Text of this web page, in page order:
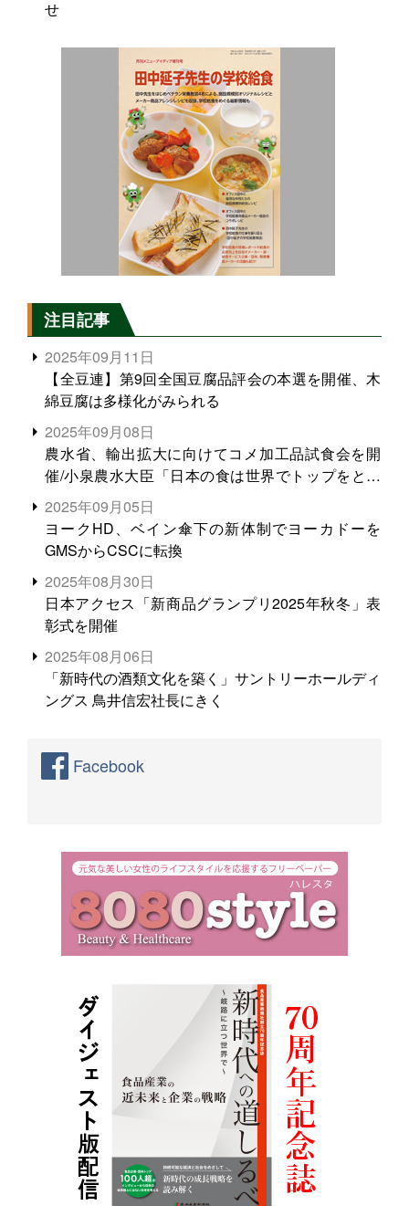
せ
注目記事
2025年09月11日
【全豆連】第9回全国豆腐品評会の本選を開催、木
綿豆腐は多様化がみられる
2025年09月08日
農水省、輸出拡大に向けてコメ加工品試食会を開
催/小泉農水大臣「日本の食は世界でトップをとれ
る。米増産に向けて、米輸出需要の拡大を」
2025年09月05日
ヨークHD、ベイン傘下の新体制でヨーカドーを
GMSからCSCに転換
2025年08月30日
日本アクセス「新商品グランプリ2025年秋冬」表
彰式を開催
2025年08月06日
「新時代の酒類文化を築く」サントリーホールディ
ングス 鳥井信宏社長にきく
Facebook